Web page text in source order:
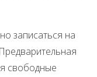
записаться на
свободные